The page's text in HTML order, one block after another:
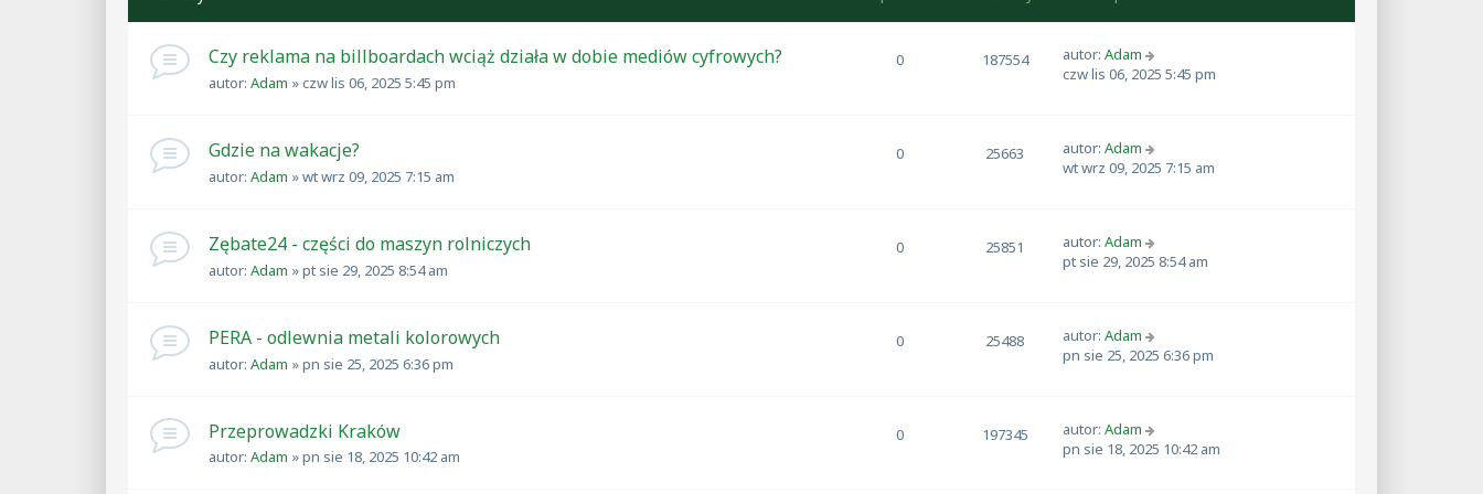
Czy reklama na billboardach wciąż działa w dobie mediów cyfrowych?
autor: Adam »czw lis 06, 2025 5:45 pm
0 187554 autor: Adam
czw lis 06, 2025 5:45 pm
Gdzie na wakacje?
autor: Adam »wt wrz 09, 2025 7:15 am
0 25663 autor: Adam
wt wrz 09, 2025 7:15 am
Zębate24 - części do maszyn rolniczych
autor: Adam »pt sie 29, 2025 8:54 am
0 25851 autor: Adam
pt sie 29, 2025 8:54 am
PERA - odlewnia metali kolorowych
autor: Adam »pn sie 25, 2025 6:36 pm
0 25488 autor: Adam
pn sie 25, 2025 6:36 pm
Przeprowadzki Kraków
autor: Adam »pn sie 18, 2025 10:42 am
0 197345 autor: Adam
pn sie 18, 2025 10:42 am